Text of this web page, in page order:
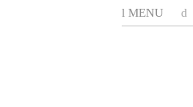
MENU